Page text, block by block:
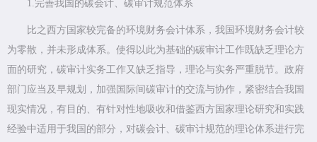
1.完善我国的碳会计、碳审计规范体系
比之西方国家较完备的环境财务会计体系，我国环境财务会计较
为零散，并未形成体系。使得以此为基础的碳审计工作既缺乏理论方
面的研究，碳审计实务工作又缺乏指导，理论与实务严重脱节。政府
部门应当及早规划，加强国际间碳审计的交流与协作，紧密结合我国
现实情况，有目的、有针对性地吸收和借鉴西方国家理论研究和实践
经验中适用于我国的部分，对碳会计、碳审计规范的理论体系进行完